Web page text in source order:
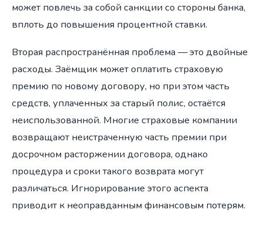
может повлечь за собой санкции со стороны банка,
вплоть до повышения процентной ставки.
Вторая распространённая проблема — это двойные
расходы. Заёмщик может оплатить страховую
премию по новому договору, но при этом часть
средств, уплаченных за старый полис, остаётся
неиспользованной. Многие страховые компании
возвращают неистраченную часть премии при
досрочном расторжении договора, однако
процедура и сроки такого возврата могут
различаться. Игнорирование этого аспекта
приводит к неоправданным финансовым потерям.